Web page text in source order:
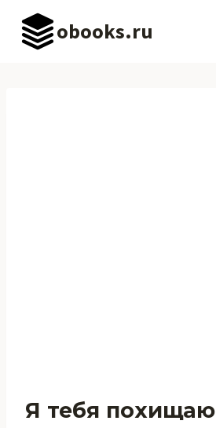
Перейти
содержимому
obooks.ru
Я тебя похищаю